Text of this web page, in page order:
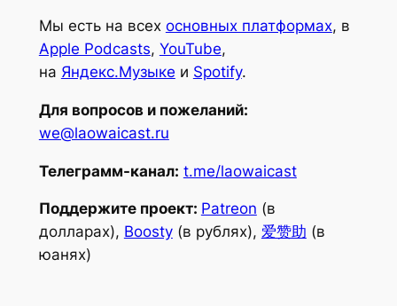
Мы есть на всех основных платформах, в
Apple Podcasts, YouTube,
на Яндекс.Музыке и Spotify.
Для вопросов и пожеланий:
we@laowaicast.ru
Телеграмм-канал: t.me/laowaicast
Поддержите проект: Patreon (в
долларах), Boosty(в рублях), 爱赞助 (в
юанях)